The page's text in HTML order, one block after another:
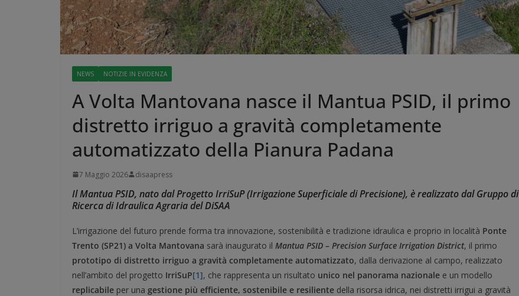
NEWS NOTIZIE IN EVIDENZA
A Volta Mantovana nasce il Mantua PSID, il primo
distretto irriguo a gravità completamente
automatizzato della Pianura Padana
7 Maggio 2026 disaapress
Il Mantua PSID, nato dal Progetto IrriSuP (Irrigazione Superficiale di Precisione), èrealizzato dalGruppo di
Ricerca di Idraulica Agraria del DiSAA
L’irrigazione del futuro prende forma tra innovazione, sostenibilità e tradizione idraulica e proprio in località Ponte
Trento (SP21) a Volta Mantovana sarà inaugurato il Mantua PSID – Precision Surface Irrigation District, il primo
prototipo di distretto irriguo a gravità completamente automatizzato, dalla derivazione al campo, realizzato
nell’ambito del progetto IrriSuP[1], che rappresenta un risultato unico nel panorama nazionale e un modello
replicabile per una gestione più efficiente, sostenibile e resiliente della risorsa idrica, nei distretti irrigui a gravità